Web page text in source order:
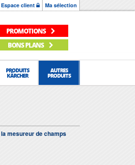
Espace client Ma sélection
PROMOTIONS
BONS PLANS
PRODUITS
KÄRCHER
AUTRES
PRODUITS
la mesureur de champs